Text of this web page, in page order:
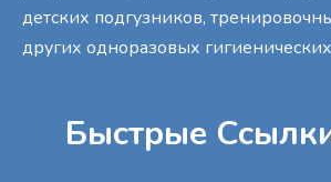
детских подгузников,
других одноразовых
Быстрые